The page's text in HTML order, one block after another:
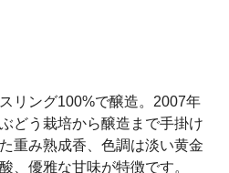
リング100%で醸造。2007年
どう栽培から醸造まで手掛け
重み熟成香、色調は淡い黄金
、優雅な甘味が特徴です。